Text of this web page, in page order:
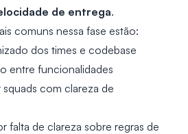
de entrega.
comuns nessa fase estão:
dos times e codebase
entre funcionalidades
com clareza de
falta de clareza sobre regras de